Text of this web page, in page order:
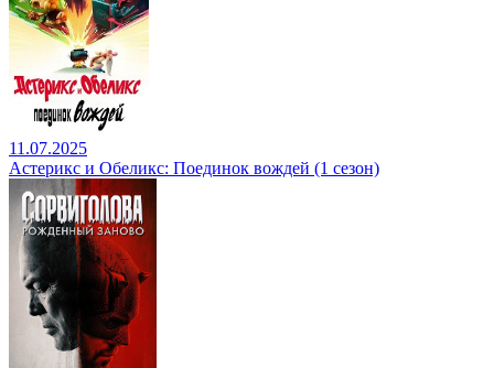
11.07.2025
Астерикс и Обеликс: Поединок вождей (1 сезон)